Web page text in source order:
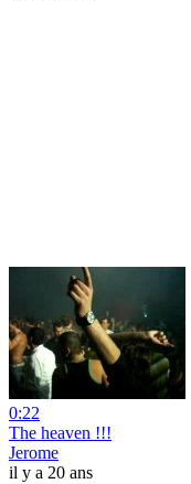
0:22
The heaven !!!
Jerome
il y a 20 ans